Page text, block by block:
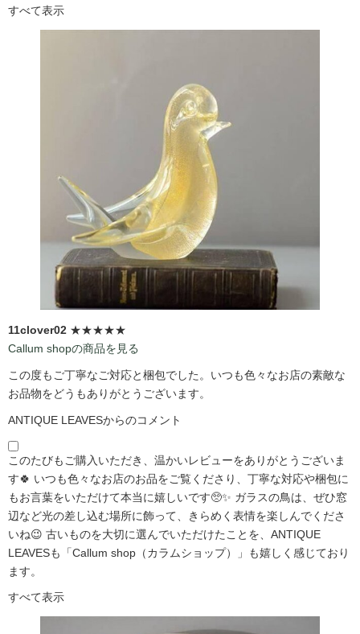
すべて表示
11clover02 ★★★★★
Callum shopの商品を見る
この度もご丁寧なご対応と梱包でした。いつも色々なお店の素敵な
お品物をどうもありがとうございます。
ANTIQUE LEAVESからのコメント
このたびもご購入いただき、温かいレビューをありがとうございま
す🍀 いつも色々なお店のお品をご覧くださり、丁寧な対応や梱包に
もお言葉をいただけて本当に嬉しいです🥺✨ ガラスの鳥は、ぜひ窓
辺など光の差し込む場所に飾って、きらめく表情を楽しんでくださ
いね😉 古いものを大切に選んでいただけたことを、ANTIQUE
LEAVESも「Callum shop（カラムショップ）」も嬉しく感じており
ます。
すべて表示